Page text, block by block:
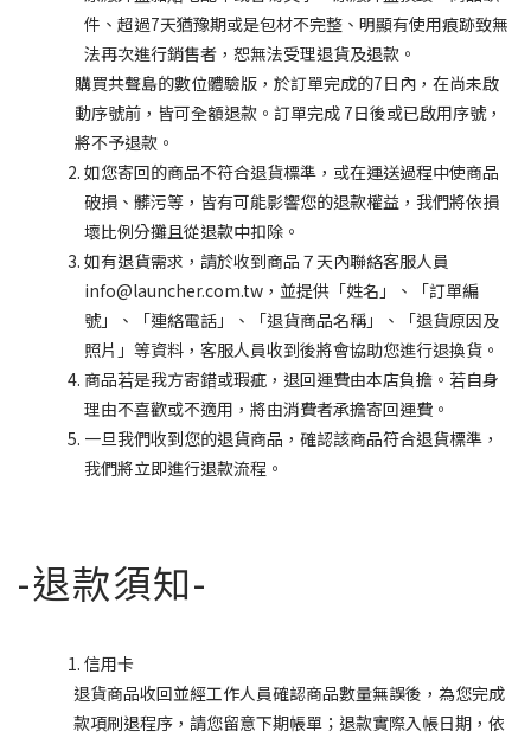
件、超過7天猶豫期或是包材不完整、明顯有使用痕跡致無
法再次進行銷售者，恕無法受理退貨及退款。
購買共聲島的數位體驗版 ，於訂單完成的7日內，在尚未啟
動序號前，皆可全額退款。訂單完成 7日後或已啟用序號，
將不予退款。
如您寄回的商品不符合退貨標準，或在運送過程中使商品
破損、髒污等，皆有可能影響您的退款權益，我們將依損
壞比例分攤且從退款中扣除。
如有退貨需求，請於收到商品７天內聯絡客服人員
info@launcher.com.tw，並提供「姓名」、「訂單編
號」、「連絡電話」、「退貨商品名稱」、「退貨原因及
照片」等資料，客服人員收到後將會協助您進行退換貨。
商品若是我方寄錯或瑕疵，退回運費由本店負擔。若自身
理由不喜歡或不適用，將由消費者承擔寄回運費。
一旦我們收到您的退貨商品，確認該商品符合退貨標準，
我們將立即進行退款流程。
-退款須知-
信用卡
退貨商品收回並經工作人員確認商品數量無誤後，為您完成
款項刷退程序，請您留意下期帳單；退款實際入帳日期，依